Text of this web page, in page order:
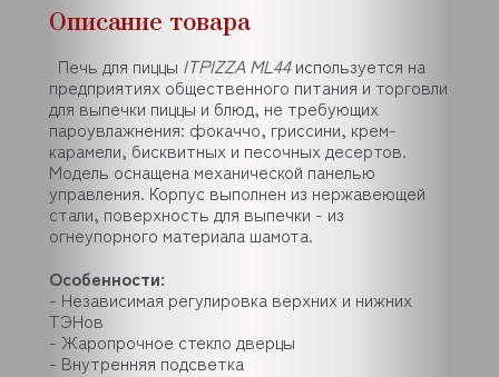
Описание товара
Печь для пиццы ITPIZZA ML44используется на
предприятиях общественного питания и торговли
для выпечки пиццы и блюд, не требующих
пароувлажнения: фокаччо, гриссини, крем-
карамели, бисквитных и песочных десертов.
Модель оснащена механической панелью
управления. Корпус выполнен из нержавеющей
стали, поверхность для выпечки - из
огнеупорного материала шамота.
Особенности:
- Независимая регулировка верхних и нижних
ТЭНов
- Жаропрочное стекло дверцы
- Внутренняя подсветка